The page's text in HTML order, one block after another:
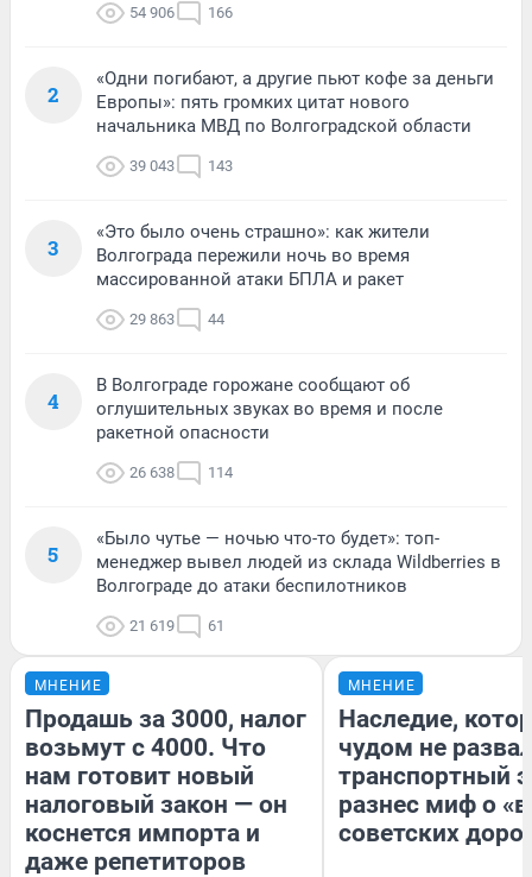
54 906 166
2
«Одни погибают, а другие пьют кофе за деньги
Европы»: пять громких цитат нового
начальника МВД по Волгоградской области
39 043 143
3
«Это было очень страшно»: как жители
Волгограда пережили ночь во время
массированной атаки БПЛА и ракет
29 863 44
4
В Волгограде горожане сообщают об
оглушительных звуках во время и после
ракетной опасности
26 638 114
5
«Было чутье — ночью что-то будет»: топ-
менеджер вывел людей из склада Wildberries в
Волгограде до атаки беспилотников
21 619 61
МНЕНИЕ
Продашь за 3000, налог
возьмут с 4000. Что
нам готовит новый
налоговый закон — он
коснется импорта и
даже репетиторов
МНЕНИЕ
Наследие,
чудом не
транспортный
разнес миф о
советских